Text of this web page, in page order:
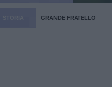
GRANDE FRATELLO